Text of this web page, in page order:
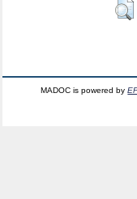
MADOC is powered by